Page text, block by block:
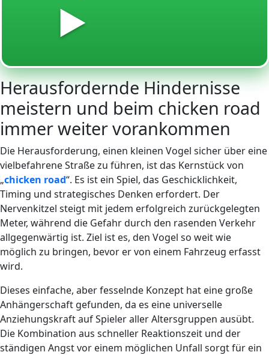
▶️
Herausfordernde Hindernisse
meistern und beim chicken road
immer weiter vorankommen
Die Herausforderung, einen kleinen Vogel sicher über eine
vielbefahrene Straße zu führen, ist das Kernstück von
„chicken road“. Es ist ein Spiel, das Geschicklichkeit,
Timing und strategisches Denken erfordert. Der
Nervenkitzel steigt mit jedem erfolgreich zurückgelegten
Meter, während die Gefahr durch den rasenden Verkehr
allgegenwärtig ist. Ziel ist es, den Vogel so weit wie
möglich zu bringen, bevor er von einem Fahrzeug erfasst
wird.
Dieses einfache, aber fesselnde Konzept hat eine große
Anhängerschaft gefunden, da es eine universelle
Anziehungskraft auf Spieler aller Altersgruppen ausübt.
Die Kombination aus schneller Reaktionszeit und der
ständigen Angst vor einem möglichen Unfall sorgt für ein